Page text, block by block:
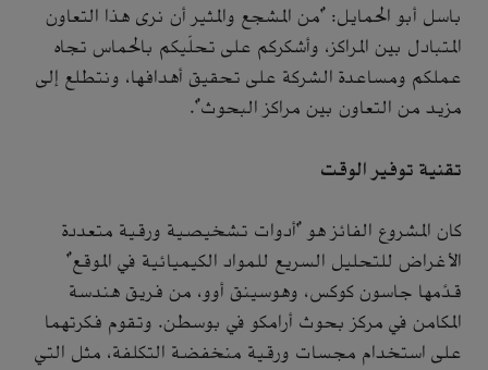
باسل أبو الحمايل: "من المشجع والمثير أن نرى هذا التعاون
المتبادل بين المراكز، وأشكركم على تحلّيكم بالحماس تجاه
عملكم ومساعدة الشركة على تحقيق أهدافها، ونتطلع إلى
مزيد من التعاون بين مراكز البحوث".
تقنية توفير الوقت
كان المشروع الفائز هو "أدوات تشخيصية ورقية متعددة
الأغراض للتحليل السريع للمواد الكيميائية في الموقع"
قدَّمها جاسون كوكس، وهوسينق أوو، من فريق هندسة
المكامن في مركز بحوث أرامكو في بوسطن. وتقوم فكرتهما
على استخدام مجسات ورقية منخفضة التكلفة، مثل التي